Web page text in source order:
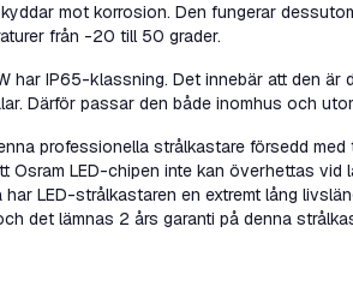
mot korrosion. Den fungerar
från -20 till 50 grader.
har IP65-klassning. Det innebär att den är
Därför passar den både inomhus och
professionella strålkastare försedd med
Osram LED-chipen inte kan överhettas vid
LED-strålkastaren en extremt lång
det lämnas 2 års garanti på denna